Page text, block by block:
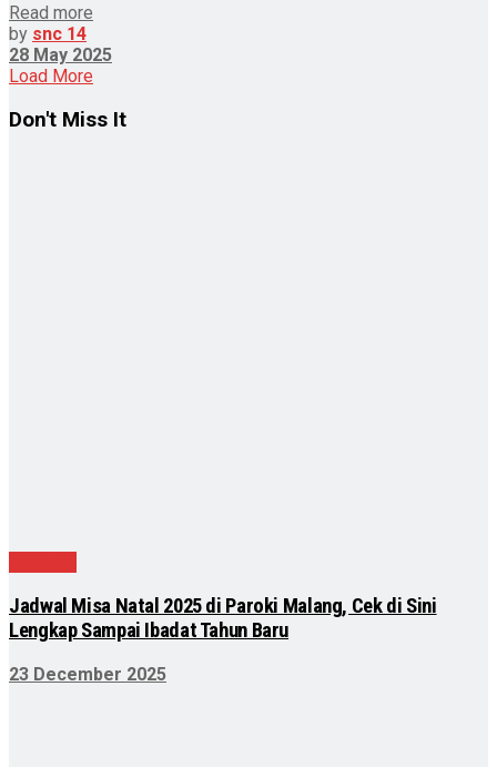
Read more
by snc 14
28 May 2025
Load More
Don't Miss It
Jadwal Misa Natal 2025 di Paroki Malang, Cek di Sini
Lengkap Sampai Ibadat Tahun Baru
23 December 2025